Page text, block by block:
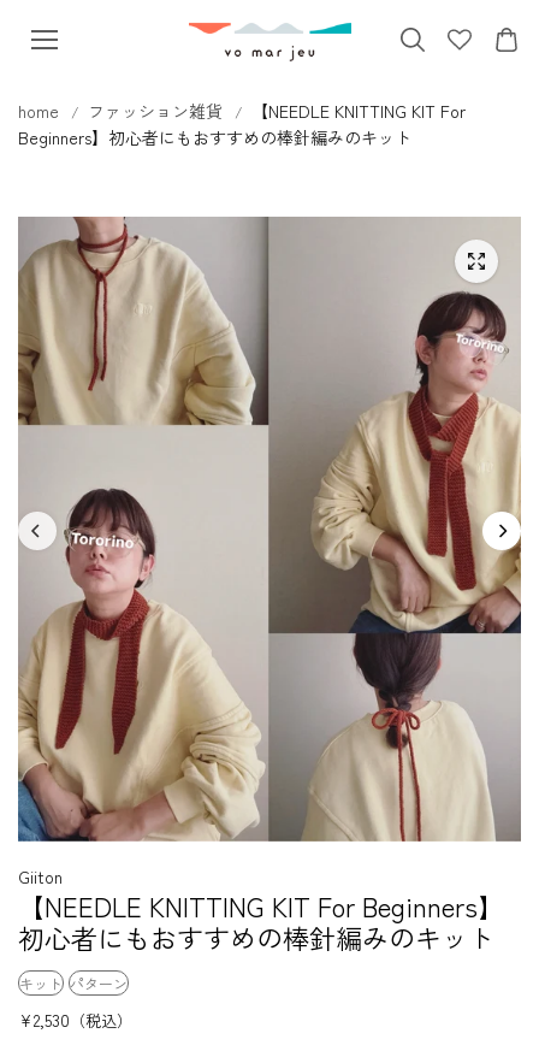
キップ
home ファッション雑貨
【NEEDLE KNITTING KIT For
Beginners】初心者にもおすすめの棒針編みのキット
Giiton
【NEEDLE KNITTING KIT For Beginners】
初心者にもおすすめの棒針編みのキット
キット パターン
¥2,530 （税込）